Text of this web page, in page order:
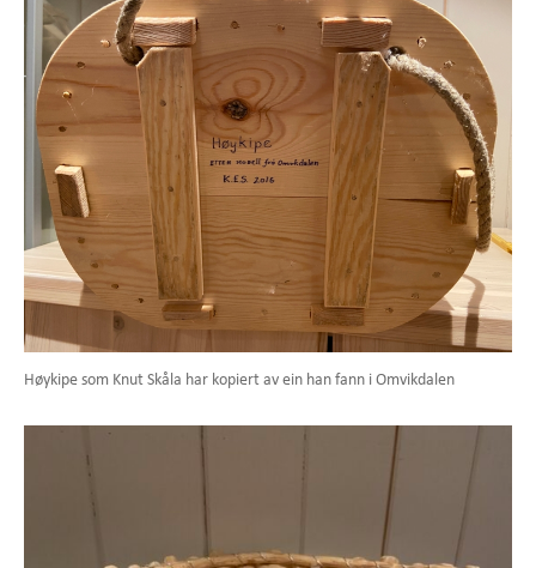
Høykipe som Knut Skåla har kopiert av ein han fann i Omvikdalen